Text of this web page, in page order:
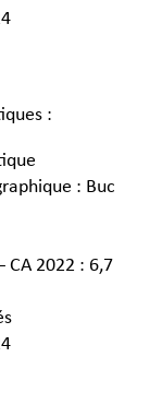
:
: Buc
CA 2022 : 6,7